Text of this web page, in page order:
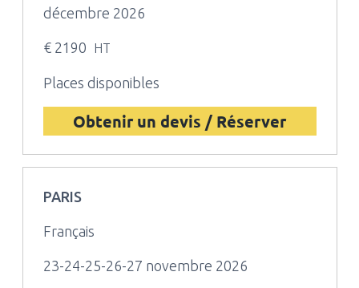
décembre 2026
€ 2190 HT
Places disponibles
Obtenir un devis / Réserver
PARIS
Français
23-24-25-26-27 novembre 2026